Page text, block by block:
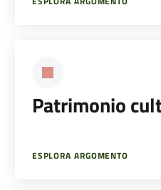
Patrimonio
ESPLORA ARGOMENTO